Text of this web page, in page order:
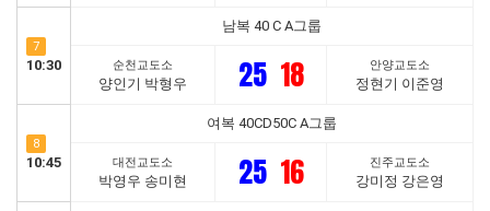
7
10:30
남복 40 C A그룹
순천교도소
양인기 박형우 25 18 안양교도소
정현기 이준영
8
10:45
여복 40CD50C A그룹
대전교도소
박영우 송미현 25 16 진주교도소
강미정 강은영